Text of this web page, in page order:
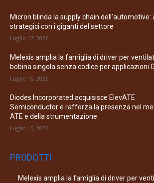
Micron blinda la supply chain dell’automotive:
strategici con i giganti del settore
Luglio 17, 2026
Melexis amplia la famiglia di driver per
bobina singola senza codice per applicazioni
Luglio 16, 2026
Diodes Incorporated acquisisce ElevATE
Semiconductor e rafforza la presenza nel
ATE e della strumentazione
Luglio 15, 2026
PRODOTTI
Melexis amplia la famiglia di driver per